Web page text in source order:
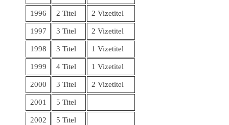
1996 2 Titel 2 Vizetitel
1997 3 Titel 2 Vizetitel
1998 3 Titel 1 Vizetitel
1999 4 Titel 1 Vizetitel
2000 3 Titel 2 Vizetitel
2001 5 Titel
2002 5 Titel